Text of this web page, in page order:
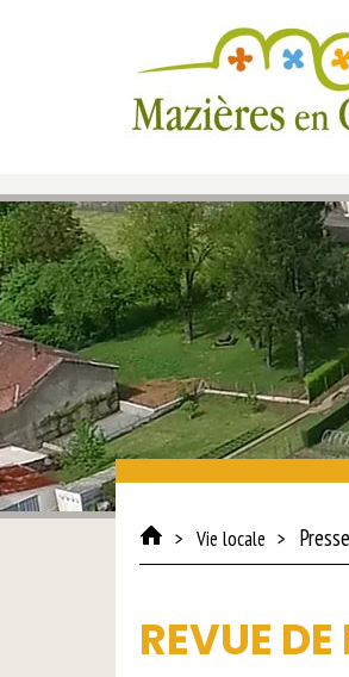
Vie locale Presse
REVUE DE